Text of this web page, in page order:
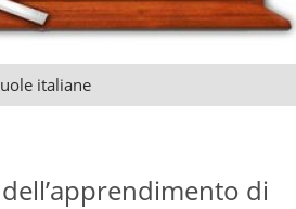
italiane
di